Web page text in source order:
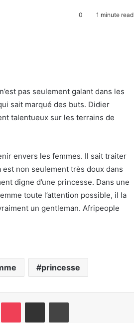
0 1 minute read
pas seulement galant dans les
sait marqué des buts. Didier
talentueux sur les terrains de
envers les femmes. Il sait traiter
est non seulement très doux dans
digne d’une princesse. Dans une
toute l’attention possible, il la
un gentleman. Afripeople
princesse